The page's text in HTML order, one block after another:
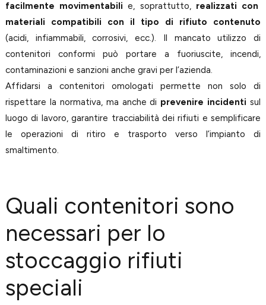
facilmente movimentabili e, soprattutto, realizzati con
materiali compatibili con il tipo di rifiuto contenuto
(acidi, infiammabili, corrosivi, ecc.). Il mancato utilizzo di
contenitori conformi può portare a fuoriuscite, incendi,
contaminazioni e sanzioni anche gravi per l’azienda.
Affidarsi a contenitori omologati permette non solo di
rispettare la normativa, ma anche di prevenire incidenti sul
luogo di lavoro, garantire tracciabilità dei rifiuti e semplificare
le operazioni di ritiro e trasporto verso l’impianto di
smaltimento.
Quali contenitori sono
necessari per lo
stoccaggio rifiuti
speciali